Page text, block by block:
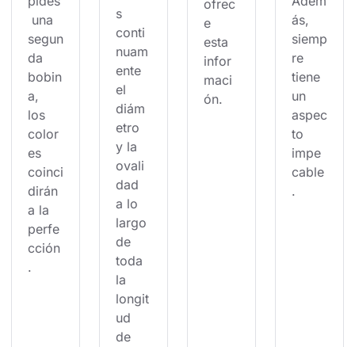
una
segun
da
bobin
a,
los
color
es
coinci
dirán
a la
perfe
cción
.
s
conti
nuam
ente
el
diám
etro
y la
ovali
dad
a lo
largo
de
toda
la
longit
ud
de
ofrec
e
esta
infor
maci
ón.
ás,
siemp
re
tiene
un
aspec
to
impe
cable
.